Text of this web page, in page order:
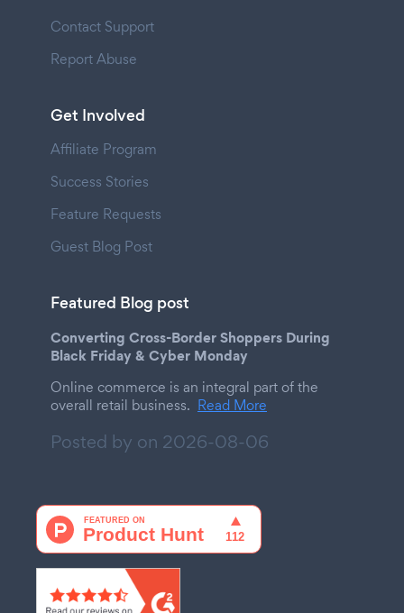
Contact Support
Report Abuse
Get Involved
Affiliate Program
Success Stories
Feature Requests
Guest Blog Post
Featured Blog post
Converting Cross-Border Shoppers During
Black Friday & Cyber Monday
Online commerce is an integral part of the
overall retail business. Read More
Posted by on 2026-08-06